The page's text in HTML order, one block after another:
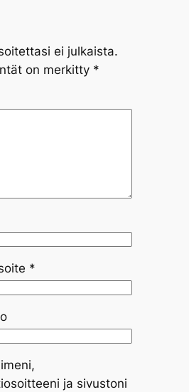
ei julkaista.
on merkitty *
*
ja sivustoni